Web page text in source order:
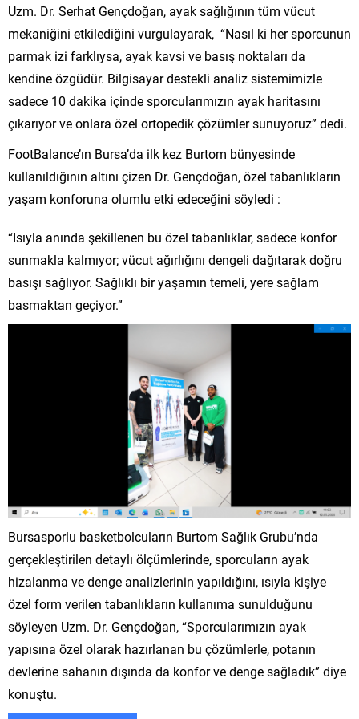
Uzm. Dr. Serhat Gençdoğan, ayak sağlığının tüm vücut
mekaniğini etkilediğini vurgulayarak, “Nasıl ki her sporcunun
parmak izi farklıysa, ayak kavsi ve basış noktaları da
kendine özgüdür. Bilgisayar destekli analiz sistemimizle
sadece 10 dakika içinde sporcularımızın ayak haritasını
çıkarıyor ve onlara özel ortopedik çözümler sunuyoruz” dedi.
FootBalance’ın Bursa’da ilk kez Burtom bünyesinde
kullanıldığının altını çizen Dr. Gençdoğan, özel tabanlıkların
yaşam konforuna olumlu etki edeceğini söyledi :
“Isıyla anında şekillenen bu özel tabanlıklar, sadece konfor
sunmakla kalmıyor; vücut ağırlığını dengeli dağıtarak doğru
basışı sağlıyor. Sağlıklı bir yaşamın temeli, yere sağlam
basmaktan geçiyor.”
Bursasporlu basketbolcuların Burtom Sağlık Grubu’nda
gerçekleştirilen detaylı ölçümlerinde, sporcuların ayak
hizalanma ve denge analizlerinin yapıldığını, ısıyla kişiye
özel form verilen tabanlıkların kullanıma sunulduğunu
söyleyen Uzm. Dr. Gençdoğan, “Sporcularımızın ayak
yapısına özel olarak hazırlanan bu çözümlerle, potanın
devlerine sahanın dışında da konfor ve denge sağladık” diye
konuştu.